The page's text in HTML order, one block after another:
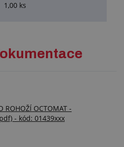
1,00 ks
ROHOŽÍ OCTOMAT -
- kód: 01439xxx